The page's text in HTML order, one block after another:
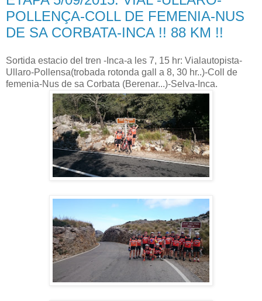
POLLENÇA-COLL DE FEMENIA-NUS
DE SA CORBATA-INCA !! 88 KM !!
Sortida estacio del tren -Inca-a les 7, 15 hr: Vialautopista-
Ullaro-Pollensa(trobada rotonda gall a 8, 30 hr..)-Coll de
femenia-Nus de sa Corbata (Berenar...)-Selva-Inca.